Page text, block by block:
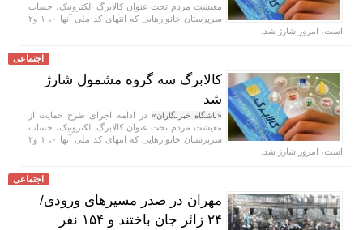
معیشت مردم تحت عنوان کالابرگ الکترونیک، حساب
سرپرستان خانوار‌هایی که انتهای کد ملی آنها ۰، ۱ و۲
است، امروز شارژ شد.
اجتماعی
کالابرگ سه گروه مشمول شارژ
شد
«باشگاه خبرنگاران» در ادامه اجرای طرح حمایت از
معیشت مردم تحت عنوان کالابرگ الکترونیک، حساب
سرپرستان خانوار‌هایی که انتهای کد ملی آنها ۰، ۱ و۲
است، امروز شارژ شد.
اجتماعی
مهران در صدر مسیر‌های ورودی/
۲۴ زائر جان باختند و ۱۵۴ نفر